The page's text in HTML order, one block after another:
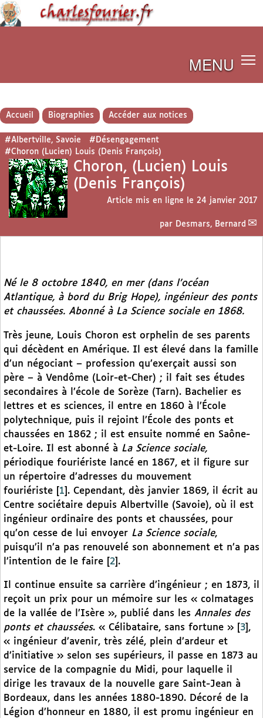
MENU
Accueil Biographies Accéder aux notices
#Albertville, Savoie
#Désengagement
#Choron (Lucien) Louis (Denis François)
Choron, (Lucien) Louis
(Denis François)
Article mis en ligne le 24 janvier 2017
par Desmars, Bernard
Né le 8 octobre 1840, en mer (dans l’océan
Atlantique, à bord du Brig Hope), ingénieur des ponts
et chaussées. Abonné à La Science sociale en 1868.
Très jeune, Louis Choron est orphelin de ses parents
qui décèdent en Amérique. Il est élevé dans la famille
d’un négociant – profession qu’exerçait aussi son
père – à Vendôme (Loir-et-Cher) ; il fait ses études
secondaires à l’école de Sorèze (Tarn). Bachelier es
lettres et es sciences, il entre en 1860 à l’École
polytechnique, puis il rejoint l’École des ponts et
chaussées en 1862 ; il est ensuite nommé en Saône-
et-Loire. Il est abonné à La Science sociale,
périodique fouriériste lancé en 1867, et il figure sur
un répertoire d’adresses du mouvement
fouriériste
1 . Cependant, dès janvier 1869, il écrit au
Centre sociétaire depuis Albertville (Savoie), où il est
ingénieur ordinaire des ponts et chaussées, pour
qu’on cesse de lui envoyer La Science sociale,
puisqu’il n’a pas renouvelé son abonnement et n’a pas
l’intention de le faire
2 .
Il continue ensuite sa carrière d’ingénieur ; en 1873, il
reçoit un prix pour un mémoire sur les « colmatages
de la vallée de l’Isère », publié dans les Annales des
ponts et chaussées. « Célibataire, sans fortune » 3 ,
« ingénieur d’avenir, très zélé, plein d’ardeur et
d’initiative » selon ses supérieurs, il passe en 1873 au
service de la compagnie du Midi, pour laquelle il
dirige les travaux de la nouvelle gare Saint-Jean à
Bordeaux, dans les années 1880-1890. Décoré de la
Légion d’honneur en 1880, il est promu ingénieur en